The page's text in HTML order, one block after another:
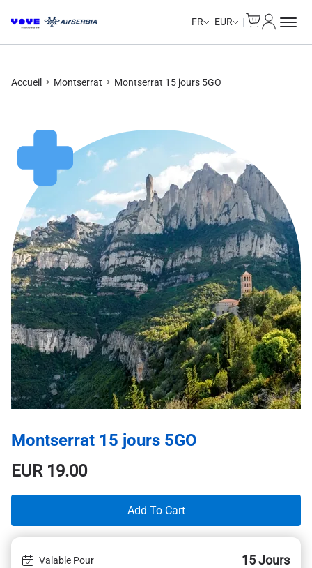
FR EUR
Accueil Montserrat Montserrat 15 jours 5GO
Montserrat 15 jours 5GO
EUR19.00
Add To Cart
Valable Pour 15 Jours